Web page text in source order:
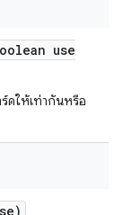
use
ดให้เท่ากันหรือ